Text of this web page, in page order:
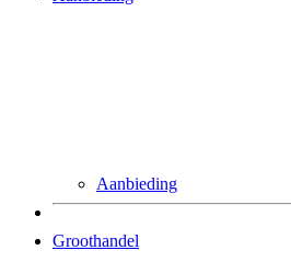
Aanbieding
Groothandel